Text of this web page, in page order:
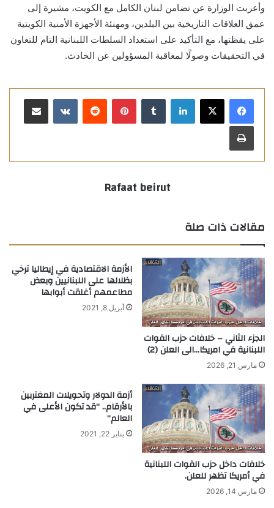
وأعربت الوزارة عن تضامن لبنان الكامل مع الكويت، مشيرة إلى
عمق العلاقات التاريخية بين البلدين، ومهنئة الأجهزة الأمنية الكويتية
على يقظتها، مع التأكيد على استعداد السلطات اللبنانية التام للتعاون
في التحقيقات وصولًا لمعاقبة المسؤولين عن الحادث.
لينكدإن بينتيريست مشاركة عبر البريد
طباعة
Rafaat beirut
مقالات ذات صلة
الجزء الثاني – خلافات حزب القوات
اللبنانية في امريكا…الى العلن (2)
مارس 21, 2026
الأزمة الاقتصادية في إيطاليا ترخي
بظلالها على اللبنانيين وبعض
مطاعمهم أغلقت أبوابها
أبريل 8, 2021
خلافات داخل حزب القوات اللبنانية
في أمريكا تظهر للعلن.
مارس 14, 2026
أزمة الدولار وتحويلات المغتربين
بالأرقام.. “قد تكون الأعلى في
العالم”
يناير 22, 2021